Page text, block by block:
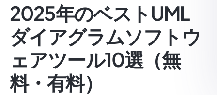
2025年のベストUML
ダイアグラムソフトウ
ェアツール10選（無
料・有料）